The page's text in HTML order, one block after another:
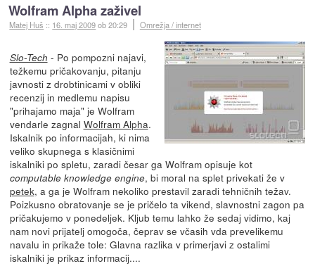
Wolfram Alpha zaživel
Matej Huš :: 16. maj 2009ob 20:29 Omrežja / internet
Slo-Tech - Po pompozni najavi,
težkemu pričakovanju, pitanju
javnosti z drobtinicami v obliki
recenzij in medlemu napisu
"prihajamo maja" je Wolfram
vendarle zagnal Wolfram Alpha.
Iskalnik po informacijah, ki nima
veliko skupnega s klasičnimi
iskalniki po spletu, zaradi česar ga Wolfram opisuje kot
computable knowledge engine, bi moral na splet privekati že v
petek, a ga je Wolfram nekoliko prestavil zaradi tehničnih težav.
Poizkusno obratovanje se je pričelo ta vikend, slavnostni zagon pa
pričakujemo v ponedeljek. Kljub temu lahko že sedaj vidimo, kaj
nam novi prijatelj omogoča, čeprav se včasih vda prevelikemu
navalu in prikaže tole: Glavna razlika v primerjavi z ostalimi
iskalniki je prikaz informacij....